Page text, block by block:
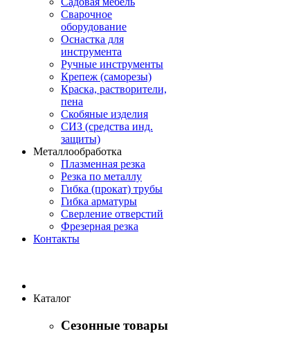
Сварочное
оборудование
Оснастка для
инструмента
Ручные инструменты
Крепеж (саморезы)
Краска, растворители,
пена
Скобяные изделия
СИЗ (средства инд.
защиты)
Металлообработка
Плазменная резка
Резка по металлу
Гибка (прокат) трубы
Гибка арматуры
Сверление отверстий
Фрезерная резка
Контакты
Каталог
Сезонные товары